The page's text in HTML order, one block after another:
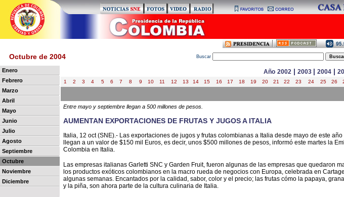
Octubre de 2004 Buscar
Enero
Febrero
Marzo
Abril
Mayo
Junio
Julio
Agosto
Septiembre
Octubre
Noviembre
Diciembre
Año 2002 | 2003 | 2004 |
1 2 3 4 5 6 7 8 9 10 11 12 13 14 15 16 17 18 19 20 21 22 23 24 25 26
Entre mayo y septiembre llegan a 500 millones de pesos.
AUMENTAN EXPORTACIONES DE FRUTAS Y JUGOS A ITALIA
Italia, 12 oct (SNE).- Las exportaciones de jugos y frutas colombianas a Italia desde mayo de este
llegan a un valor de $150 mil Euros, es decir, unos $500 millones de pesos, informó este martes la
Colombia en Italia.
Las empresas italianas Garletti SNC y Garden Fruit, fueron algunas de las empresas que quedaron
los productos exóticos colombianos en la macro rueda de negocios con Europa, celebrada en
algunas semanas. Encantados por la calidad, sabor, color y el precio; las frutas cómo la papaya,
y la piña, son ahora parte de la cultura culinaria de Italia.